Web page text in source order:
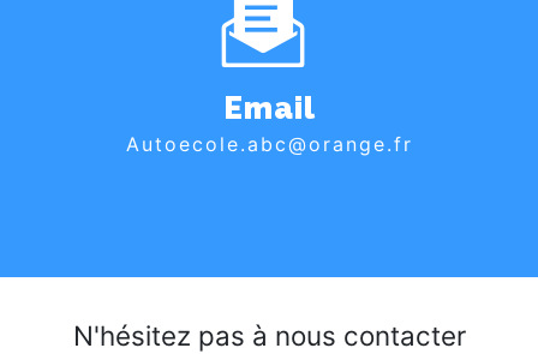
Email
autoecole.abc@orange.fr
N'hésitez pas à nous contacter